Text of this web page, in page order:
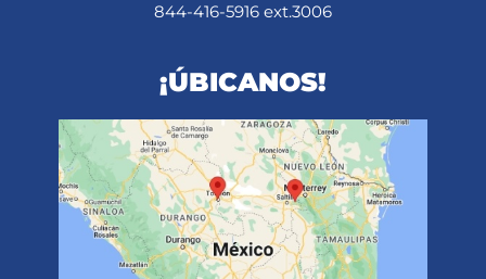
844-416-5916 ext.3006
¡ÚBICANOS!